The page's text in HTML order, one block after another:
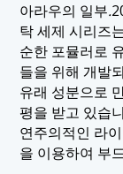
아라우의 일부.
탁 세제 시리즈
순한 포뮬러로
들을 위해 개발
유래 성분으로
평을 받고 있습
연주의적인 라
을 이용하여 부